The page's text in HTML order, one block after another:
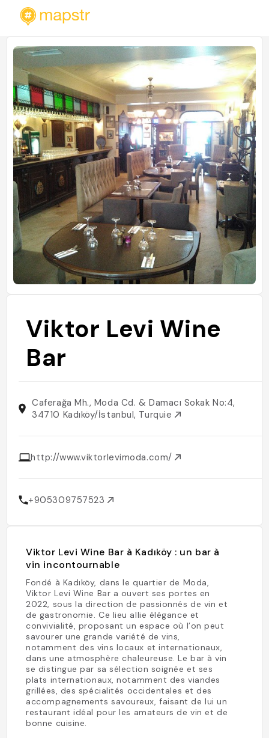
Viktor Levi Wine
Bar
Caferağa Mh., Moda Cd. & Damacı Sokak No:4,
34710 Kadıköy/İstanbul, Turquie
http://www.viktorlevimoda.com/
+905309757523
Viktor Levi Wine Bar à Kadıköy : un bar à
vin incontournable
Fondé à Kadıköy, dans le quartier de Moda,
Viktor Levi Wine Bar a ouvert ses portes en
2022, sous la direction de passionnés de vin et
de gastronomie. Ce lieu allie élégance et
convivialité, proposant un espace où l’on peut
savourer une grande variété de vins,
notamment des vins locaux et internationaux,
dans une atmosphère chaleureuse. Le bar à vin
se distingue par sa sélection soignée et ses
plats internationaux, notamment des viandes
grillées, des spécialités occidentales et des
accompagnements savoureux, faisant de lui un
restaurant idéal pour les amateurs de vin et de
bonne cuisine.